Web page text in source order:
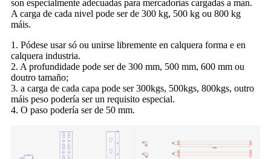
son especialmente adecuadas para mercadorías cargadas a man.
A carga de cada nivel pode ser de 300 kg, 500 kg ou 800 kg
máis.
1. Pódese usar só ou unirse libremente en calquera forma e en
calquera industria.
2. A profundidade pode ser de 300 mm, 500 mm, 600 mm ou
doutro tamaño;
3. a carga de cada capa pode ser 300kgs, 500kgs, 800kgs, outro
máis peso podería ser un requisito especial.
4. O paso podería ser de 50 mm.